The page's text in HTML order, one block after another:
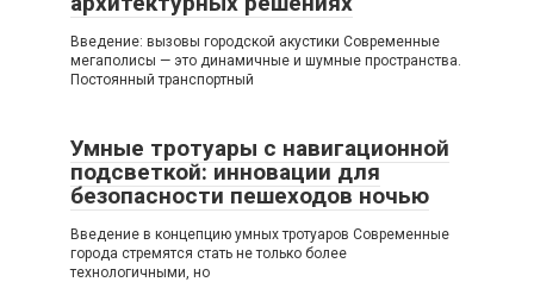
Введение: вызовы городской акустики Современные
мегаполисы — это динамичные и шумные пространства.
Постоянный транспортный
Умные тротуары с навигационной
подсветкой: инновации для
безопасности пешеходов ночью
Введение в концепцию умных тротуаров Современные
города стремятся стать не только более
технологичными, но